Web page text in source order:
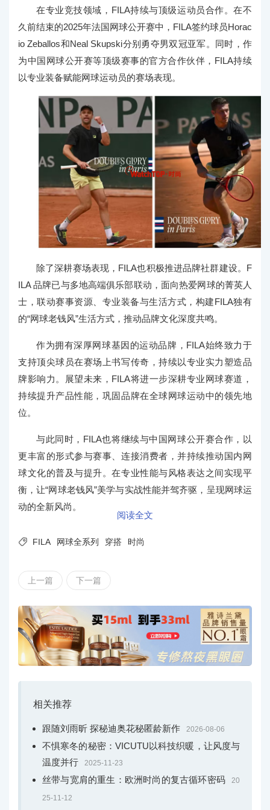
在专业竞技领域，FILA持续与顶级运动员合作。在不
久前结束的2025年法国网球公开赛中，FILA签约球员Horac
io Zeballos和Neal Skupski分别勇夺男双冠亚军。同时，作
为中国网球公开赛等顶级赛事的官方合作伙伴，FILA持续
以专业装备赋能网球运动员的赛场表现。
除了深耕赛场表现，FILA也积极推进品牌社群建设。F
ILA 品牌已与多地高端俱乐部联动，面向热爱网球的菁英人
士，联动赛事资源、专业装备与生活方式，构建FILA独有
的“网球老钱风”生活方式，推动品牌文化深度共鸣。
作为拥有深厚网球基因的运动品牌，FILA始终致力于
支持顶尖球员在赛场上书写传奇，持续以专业实力塑造品
牌影响力。展望未来，FILA将进一步深耕专业网球赛道，
持续提升产品性能，巩固品牌在全球网球运动中的领先地
位。
与此同时，FILA也将继续与中国网球公开赛合作，以
更丰富的形式参与赛事、连接消费者，并持续推动国内网
球文化的普及与提升。在专业性能与风格表达之间实现平
衡，让“网球老钱风”美学与实战性能并驾齐驱，呈现网球运
动的全新风尚。
阅读全文
 FILA 网球全系列 穿搭 时尚
上一篇 下一篇
相关推荐
跟随刘雨昕 探秘迪奥花秘匿龄新作 2026-08-06
不惧寒冬的秘密：VICUTU以科技织暖，让风度与
温度并行
2025-11-23
丝带与宽肩的重生：欧洲时尚的复古循环密码 20
25-11-12